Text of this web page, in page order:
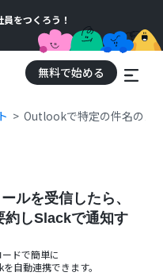
をつくろう！
無料で始める
Outlookで特定の件名のメ
ルを受信したら、
しSlackで通知す
ドで簡単に
を自動連携できます。